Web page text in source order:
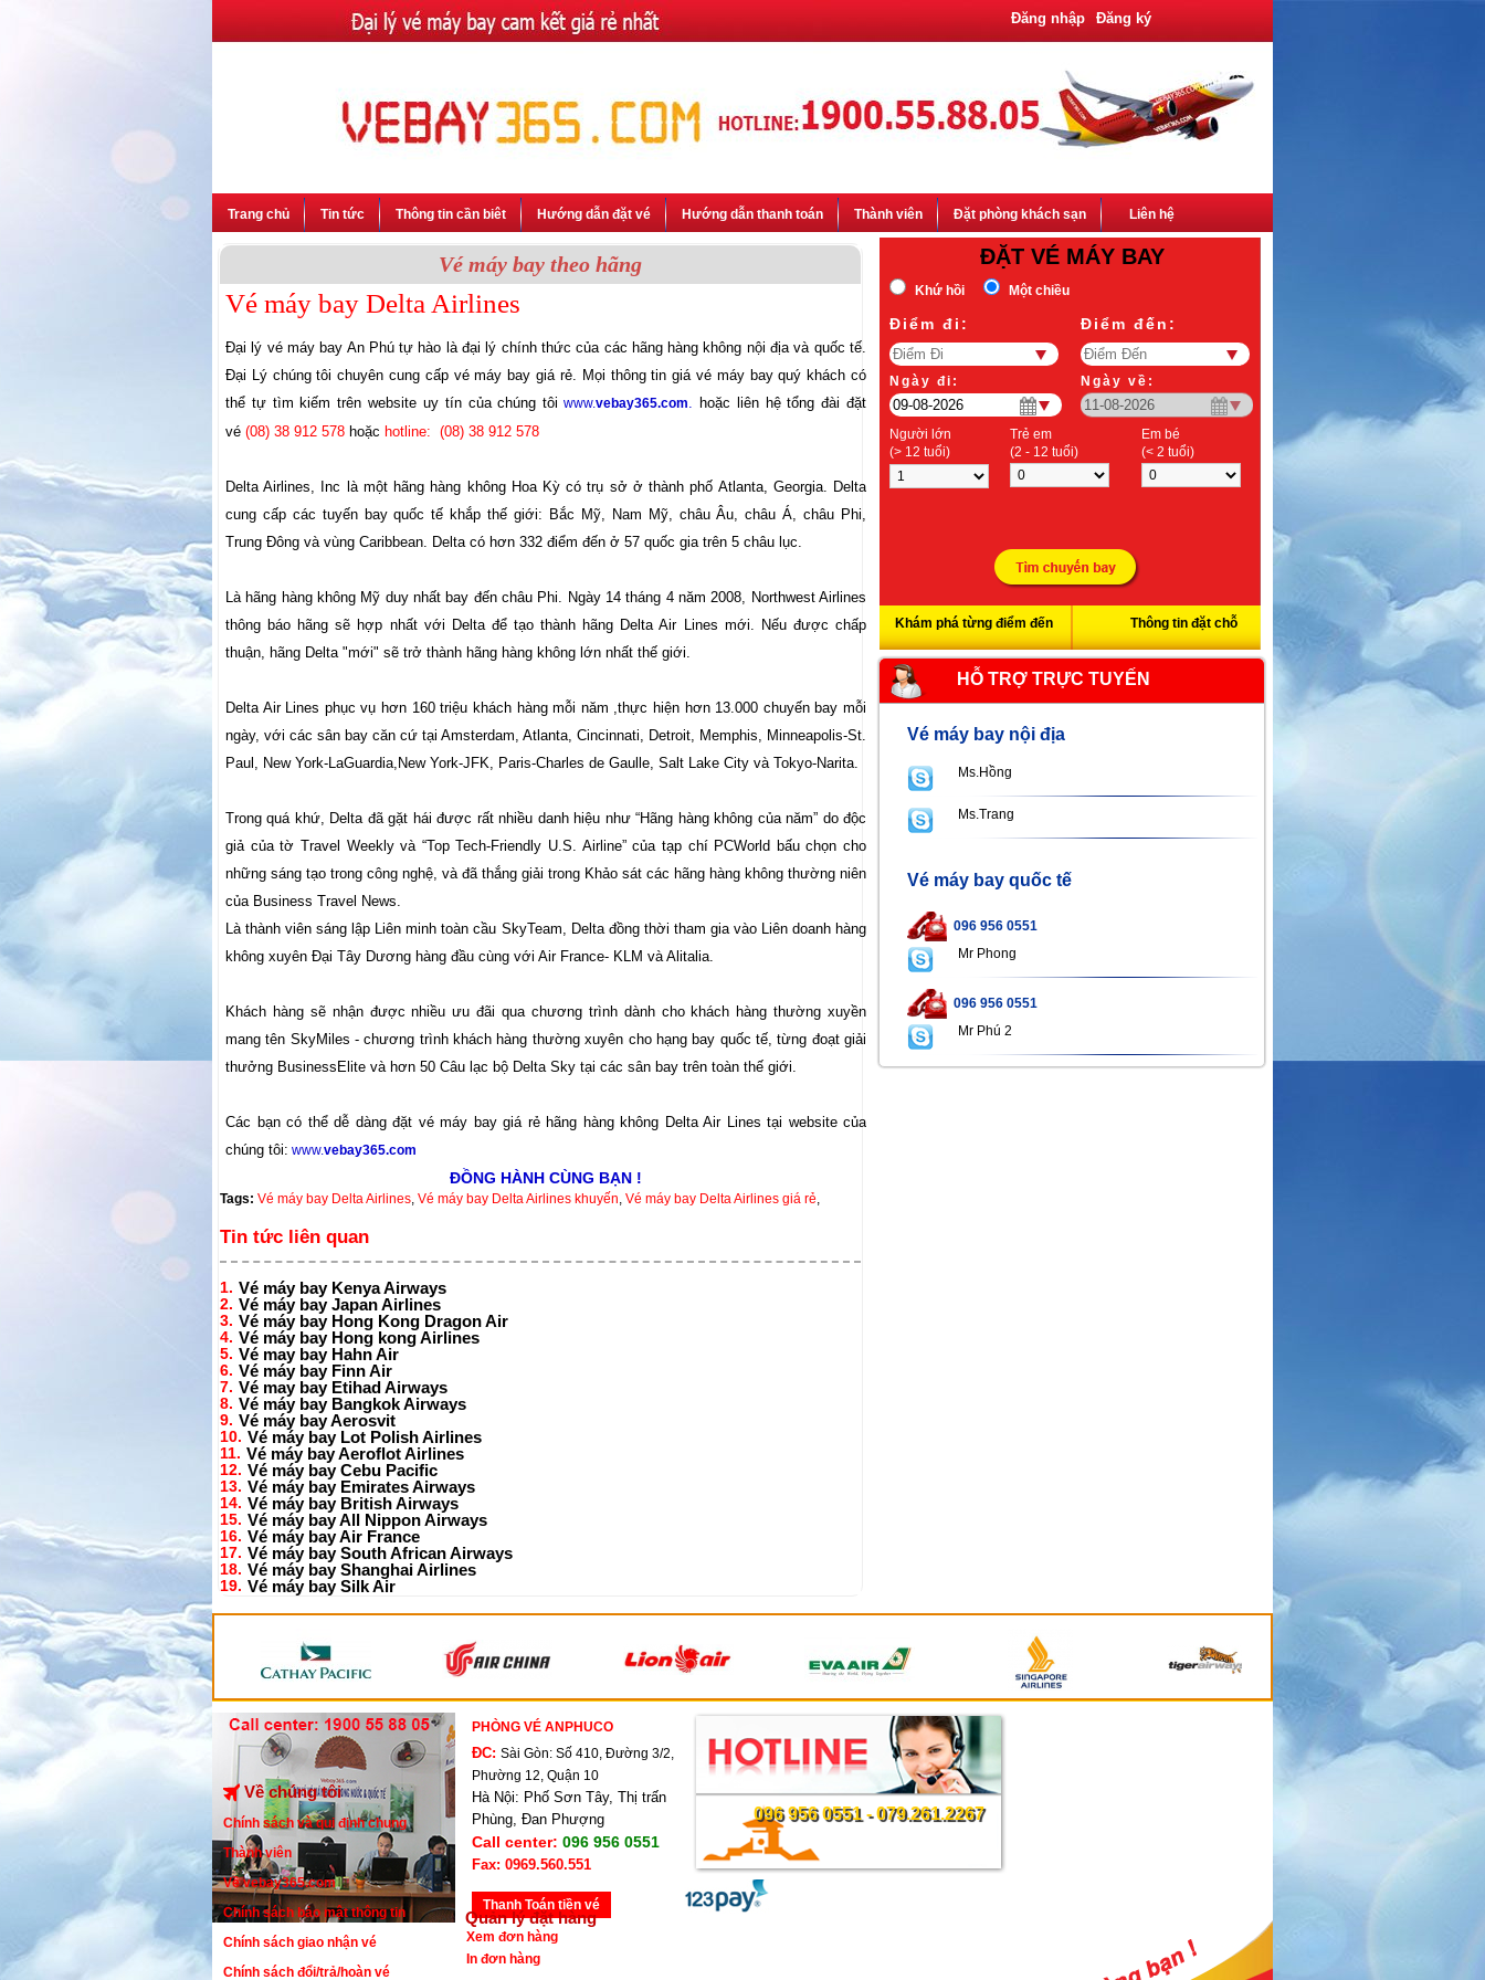
Đăng nhập Đăng ký
Trang chủ Tin tức Thông tin cần biêt Hướng dẫn đặt vé Hướng dẫn thanh toán Thành viên Đặt phòng khách sạn Liên hệ
Vé máy bay theo hãng
Vé máy bay Delta Airlines
Đại lý vé máy bay An Phú tự hào là đại lý chính thức của các hãng hàng không nội địa và quốc tế.
Đại Lý chúng tôi chuyên cung cấp vé máy bay giá rẻ. Mọi thông tin giá vé máy bay quý khách có
thể tự tìm kiếm trên website uy tín của chúng tôi www.vebay365.com. hoặc liên hệ tổng đài đặt
vé (08) 38 912 578 hoặc hotline: (08) 38 912 578
Delta Airlines, Inc là một hãng hàng không Hoa Kỳ có trụ sở ở thành phố Atlanta, Georgia. Delta
cung cấp các tuyến bay quốc tế khắp thế giới: Bắc Mỹ, Nam Mỹ, châu Âu, châu Á, châu Phi,
Trung Đông và vùng Caribbean. Delta có hơn 332 điểm đến ở 57 quốc gia trên 5 châu lục.
Là hãng hàng không Mỹ duy nhất bay đến châu Phi. Ngày 14 tháng 4 năm 2008, Northwest Airlines
thông báo hãng sẽ hợp nhất với Delta để tạo thành hãng Delta Air Lines mới. Nếu được chấp
thuận, hãng Delta "mới" sẽ trở thành hãng hàng không lớn nhất thế giới.
Delta Air Lines phục vụ hơn 160 triệu khách hàng mỗi năm ,thực hiện hơn 13.000 chuyến bay mỗi
ngày, với các sân bay căn cứ tại Amsterdam, Atlanta, Cincinnati, Detroit, Memphis, Minneapolis-St.
Paul, New York-LaGuardia,New York-JFK, Paris-Charles de Gaulle, Salt Lake City và Tokyo-Narita.
Trong quá khứ, Delta đã gặt hái được rất nhiều danh hiệu như “Hãng hàng không của năm” do độc
giả của tờ Travel Weekly và “Top Tech-Friendly U.S. Airline” của tạp chí PCWorld bấu chọn cho
những sáng tạo trong công nghệ, và đã thắng giải trong Khảo sát các hãng hàng không thường niên
của Business Travel News.
Là thành viên sáng lập Liên minh toàn cầu SkyTeam, Delta đồng thời tham gia vào Liên doanh hàng
không xuyên Đại Tây Dương hàng đầu cùng với Air France- KLM và Alitalia.
Khách hàng sẽ nhận được nhiều ưu đãi qua chương trình dành cho khách hàng thường xuyền
mang tên SkyMiles - chương trình khách hàng thường xuyên cho hạng bay quốc tế, từng đoạt giải
thưởng BusinessElite và hơn 50 Câu lạc bộ Delta Sky tại các sân bay trên toàn thế giới.
Các bạn có thể dễ dàng đặt vé máy bay giá rẻ hãng hàng không Delta Air Lines tại website của
chúng tôi: www.vebay365.com
ĐỒNG HÀNH CÙNG BẠN !
Tags: Vé máy bay Delta Airlines, Vé máy bay Delta Airlines khuyến, Vé máy bay Delta Airlines giá rẻ,
Tin tức liên quan
1. Vé máy bay Kenya Airways
2. Vé máy bay Japan Airlines
3. Vé máy bay Hong Kong Dragon Air
4. Vé máy bay Hong kong Airlines
5. Vé may bay Hahn Air
6. Vé máy bay Finn Air
7. Vé may bay Etihad Airways
8. Vé máy bay Bangkok Airways
9. Vé máy bay Aerosvit
10. Vé máy bay Lot Polish Airlines
11. Vé máy bay Aeroflot Airlines
12. Vé máy bay Cebu Pacific
13. Vé máy bay Emirates Airways
14. Vé máy bay British Airways
15. Vé máy bay All Nippon Airways
16. Vé máy bay Air France
17. Vé máy bay South African Airways
18. Vé máy bay Shanghai Airlines
19. Vé máy bay Silk Air
ĐẶT VÉ MÁY BAY
Một chiều
Khứ hồi
Ðiểm đi: Điểm đến:
Ngày đi: Ngày về:
Người lớn
(> 12 tuổi)
Trẻ em
(2 - 12 tuổi)
Em bé
(< 2 tuổi)
Khám phá từng điểm đến Thông tin đặt chỗ
HỖ TRỢ TRỰC TUYẾN
Vé máy bay nội địa
Ms.Hồng
Ms.Trang
Vé máy bay quốc tế
096 956 0551
Mr Phong
096 956 0551
Mr Phú 2
Về chúng tôi
Chính sách và qui định chung
Thành viên
Về vebay365.com
Chính sách bảo mật thông tin
Chính sách giao nhận vé
Chính sách đổi/trả/hoàn vé
Quản lý đặt hàng
Xem đơn hàng
In đơn hàng
PHÒNG VÉ ANPHUCO
ĐC: Sài Gòn: Số 410, Đường 3/2,
Phường 12, Quận 10
Hà Nội: Phố Sơn Tây, Thị trấn
Phùng, Đan Phượng
Call center: 096 956 0551
Fax: 0969.560.551
Thanh Toán tiền vé
096 956 0551 - 079.261.2267